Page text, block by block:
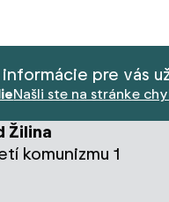
pre vás
Našli ste na stránke
Žilina
komunizmu 1